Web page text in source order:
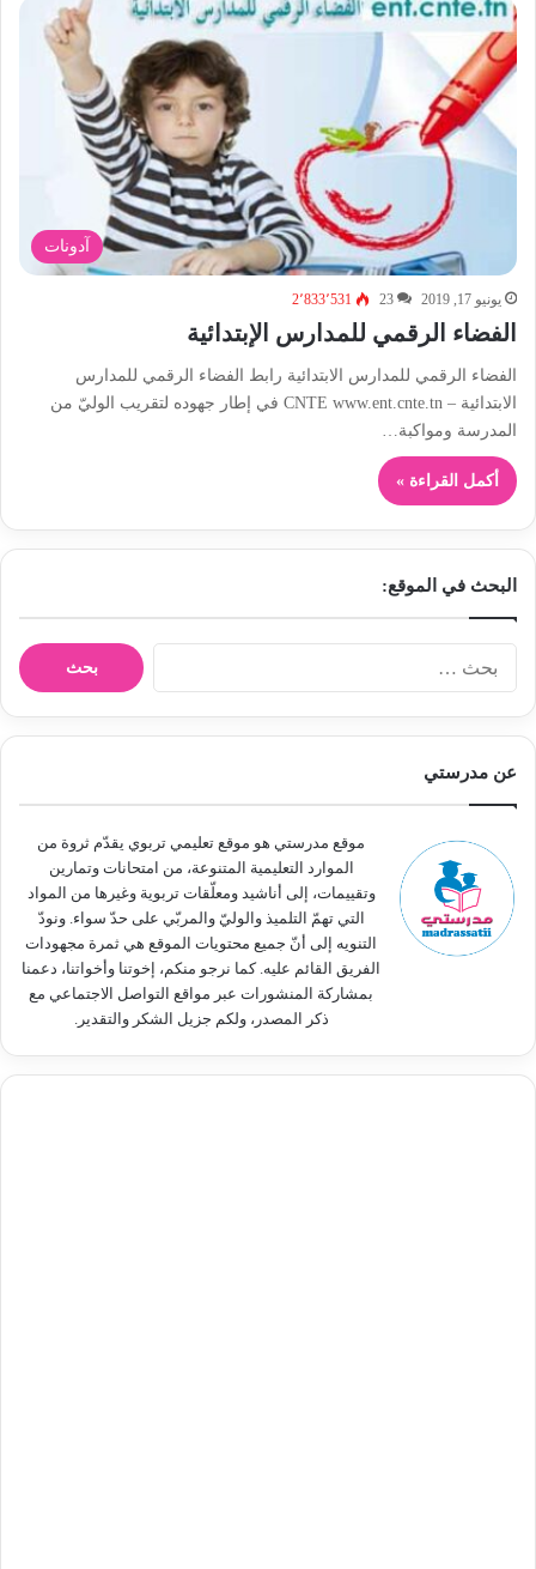
آدونات
يونيو 17, 2019 23 2٬833٬531
الفضاء الرقمي للمدارس الإبتدائية
الفضاء الرقمي للمدارس الابتدائية رابط الفضاء الرقمي للمدارس
الابتدائية – CNTE www.ent.cnte.tn في إطار جهوده لتقريب الوليّ من
المدرسة ومواكبة…
أكمل القراءة »
البحث في الموقع:
ن
عن مدرستي
موقع مدرستي هو موقع تعليمي تربوي يقدّم ثروة من
الموارد التعليمية المتنوعة، من امتحانات وتمارين
وتقييمات، إلى أناشيد ومعلّقات تربوية وغيرها من المواد
التي تهمّ التلميذ والوليّ والمربّي على حدّ سواء. ونودّ
التنويه إلى أنّ جميع محتويات الموقع هي ثمرة مجهودات
الفريق القائم عليه. كما نرجو منكم، إخوتنا وأخواتنا، دعمنا
بمشاركة المنشورات عبر مواقع التواصل الاجتماعي مع
ذكر المصدر، ولكم جزيل الشكر والتقدير.